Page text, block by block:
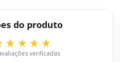
do produto
verificadas